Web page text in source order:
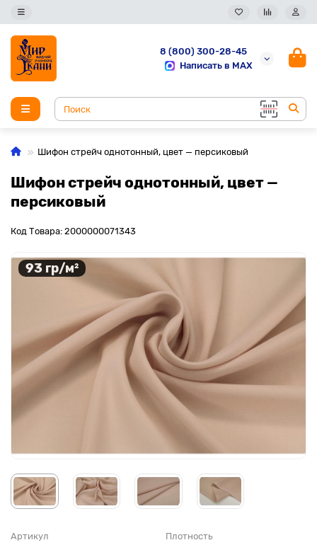
8 (800) 300-28-45
Написать в MAX
Шифон стрейч однотонный, цвет — персиковый
Шифон стрейч однотонный, цвет —
персиковый
Код Товара: 2000000071343
93 гр/м²
Артикул Плотность